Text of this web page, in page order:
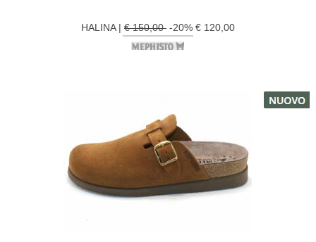
HALINA | € 150,00-20% € 120,00